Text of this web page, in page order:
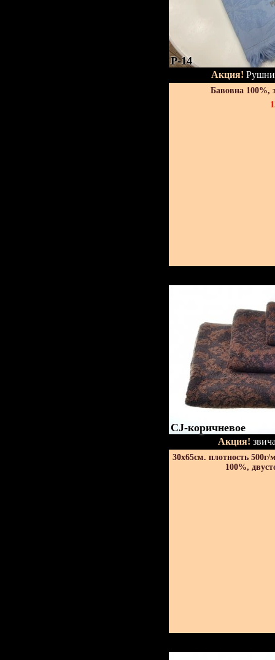
P-14
Акция!
Бавовна 100%,
CJ-коричневое
Акция!
30х65см. плотность 500г/
100%,